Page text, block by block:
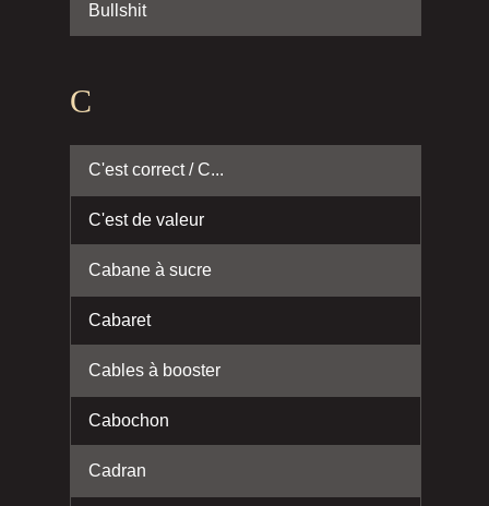
Bullshit
C
C'est correct / C...
C'est de valeur
Cabane à sucre
Cabaret
Cables à booster
Cabochon
Cadran